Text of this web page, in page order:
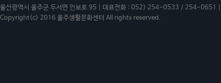
울산광역시 울주군 두서면 인보로 95 | 대표전화 : 052) 254-0533 / 254-
Copyright(c) 2016 울주생활문화센터 All rights reserved.